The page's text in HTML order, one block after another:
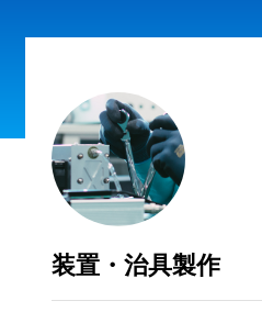
装置・治具製作